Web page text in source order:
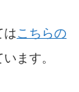
はこちらの
ます。